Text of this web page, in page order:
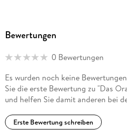
Bestsellerautorin, Lehrerein,
Menschen in medialen Sitzungen
of Psychic Studies in London. Aus
zahlreichen indigenen Kulturen in
Verständnis und ihre Weisheit.
Bewertungen
0 Bewertungen
Es wurden noch keine
Sie die erste Bewertung zu "Das
und helfen Sie damit anderen bei
Erste Bewertung schreiben